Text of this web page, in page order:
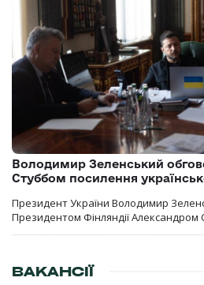
Володимир Зеленський
Стуббом посилення
Президент України Володимир
Президентом Фінляндії Александром
ВАКАНСІЇ